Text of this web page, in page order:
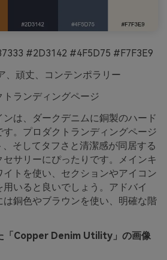
#2D3142 #4F5D75 #F7F3E9
、頑丈、コンテンポラリー
トランディングページ
は、ダークデニムに銅製のハード
す。プロダクトランディングページ
そしてタフさと清潔感が同居する
サリーにぴったりです。メインキ
イトを使い、セクションやアイコン
いると良いでしょう。アドバイ
は銅色やブラウンを使い、明確な階
「Copper Denim Utility」の画像